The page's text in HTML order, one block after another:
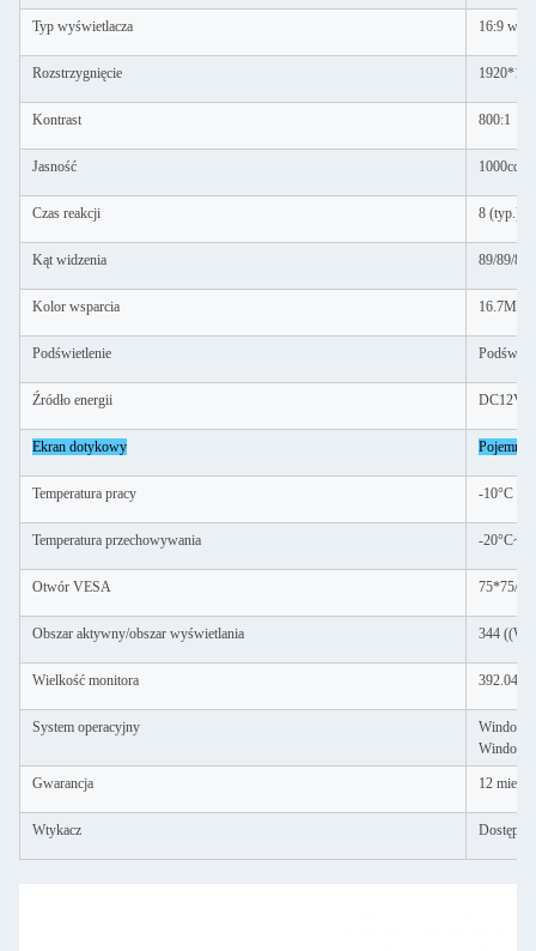
Typ wyświetlacza 16:9
Rozstrzygnięcie
Kontrast 800:1
Jasność 1000cd/
Czas reakcji 8 (typ.)
Kąt widzenia 89/89/
Kolor wsparcia 16.7M
Podświetlenie
Źródło energii DC12V
Ekran dotykowy
Temperatura pracy -10°C -
Temperatura przechowywania -
Otwór VESA 75*75/
Obszar aktywny/obszar wyświetlania 344 ((W)
Wielkość monitora
System operacyjny
Gwarancja 12
Wtykacz